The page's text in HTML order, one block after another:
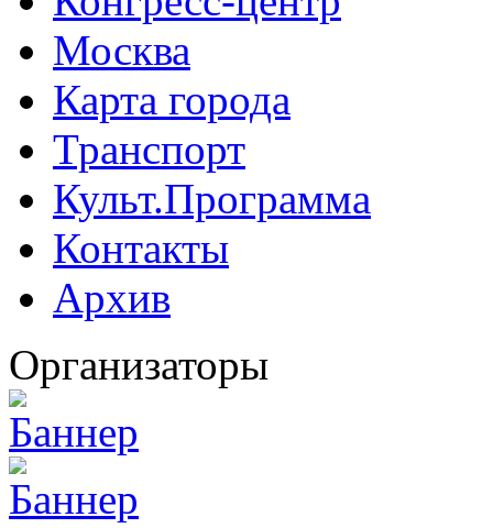
Москва
Карта города
Транспорт
Культ.Программа
Контакты
Архив
Организаторы